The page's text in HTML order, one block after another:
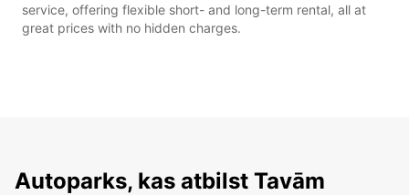
service, offering flexible short- and long-term rental, all at
great prices with no hidden charges.
Autoparks, kas atbilst Tavām